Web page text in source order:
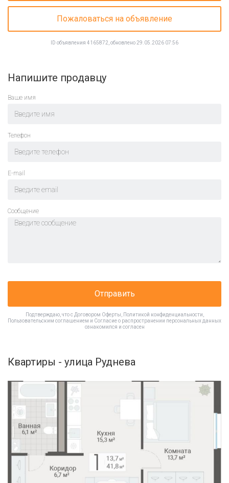
Пожаловаться на объявление
ID объявления 4165872, обновлено 29.05.2026 07:56
Напишите продавцу
Ваше имя
Телефон
E-mail
Cообщение
Отправить
Подтверждаю, что с Договором Оферты Политикой конфиденциальности
Пользовательским соглашением и Согласие о распространении персональных данных
ознакомился и согласен
Квартиры - улица Руднева